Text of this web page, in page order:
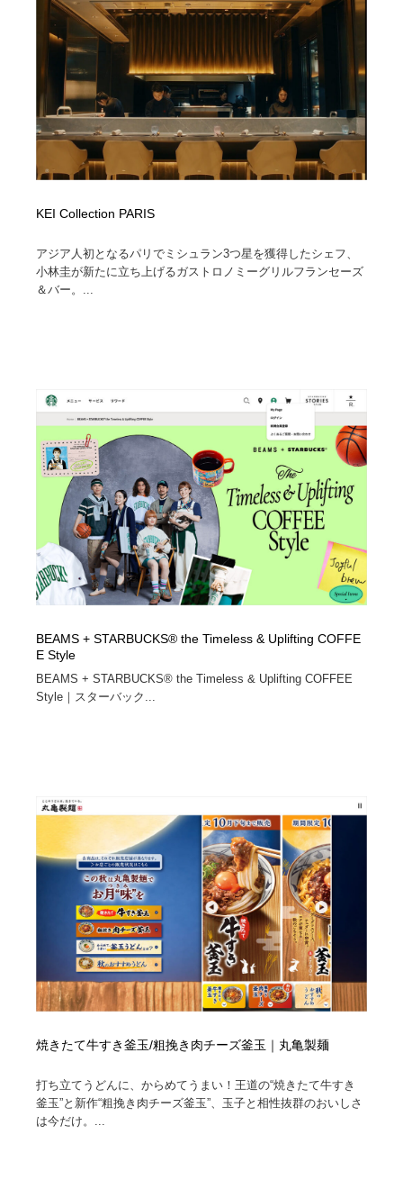
KEI Collection PARIS
アジア人初となるパリでミシュラン3つ星を獲得したシェフ、
小林圭が新たに立ち上げるガストロノミーグリルフランセーズ
＆バー。...
BEAMS + STARBUCKS® the Timeless & Uplifting COFFE
E Style
BEAMS + STARBUCKS® the Timeless & Uplifting COFFEE
Style｜スターバック...
焼きたて牛すき釜玉/粗挽き肉チーズ釜玉｜丸亀製麺
打ち立てうどんに、からめてうまい！王道の“焼きたて牛すき
釜玉”と新作“粗挽き肉チーズ釜玉”、玉子と相性抜群のおいしさ
は今だけ。...